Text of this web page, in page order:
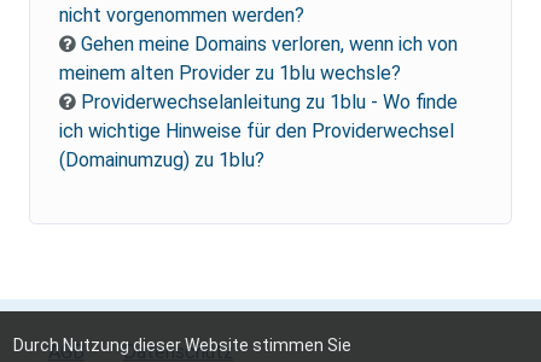
nicht vorgenommen werden?
Gehen meine Domains verloren, wenn ich von
meinem alten Provider zu 1blu wechsle?
Providerwechselanleitung zu 1blu - Wo finde
ich wichtige Hinweise für den Providerwechsel
(Domainumzug) zu 1blu?
AGB Datenschutz
Durch Nutzung dieser Website stimmen Sie